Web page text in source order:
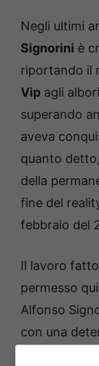
Negli ultimi
Signorini è
riportando il
Vip agli
superando
aveva
quanto
della
fine del
febbraio del
Il lavoro
permesso
Alfonso
con una